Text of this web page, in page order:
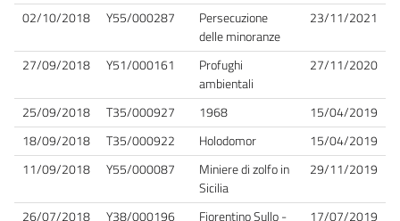
02/10/2018 Y55/000287
Persecuzione
delle minoranze
23/11/2021
27/09/2018 Y51/000161
Profughi
ambientali
27/11/2020
25/09/2018 T35/000927 1968
15/04/2019
18/09/2018
T35/000922 Holodomor
15/04/2019
11/09/2018
Y55/000087
Miniere di zolfo in
Sicilia
29/11/2019
26/07/2018 Y38/000196
Fiorentino Sullo -
17/07/2019